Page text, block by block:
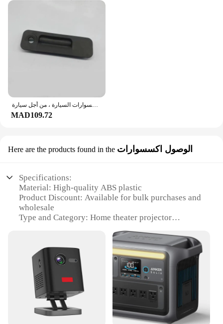
تجميع مفاتيح صندوق السيارة لسيارة هيونداي سوناتا 9 ، إكسسوارات السيارة ، من أجل سيارة
MAD109.72
Here are the products found in the الوصول اكسسوارات
Specifications:
Material: High-quality ABS plastic
Product Discount: Available for bulk purchases and
wholesale
Type and Category: Home theater projector
Usage and Purpose: Ideal for home entertainment
and business presentations
Performance and Property: Bright, clear images with
a resolution of 1080p
Parts and Accessories: Comes with a remote control
and user manual
Features: